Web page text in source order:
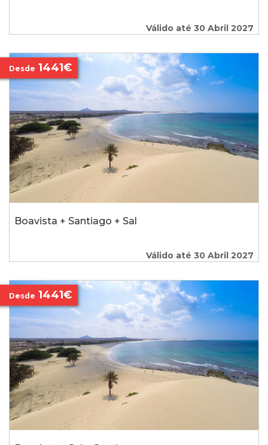
Válido até 30 Abril 2027
Boavista + Santiago + Sal
Válido até 30 Abril 2027
Desde 1441€
Desde 1441€